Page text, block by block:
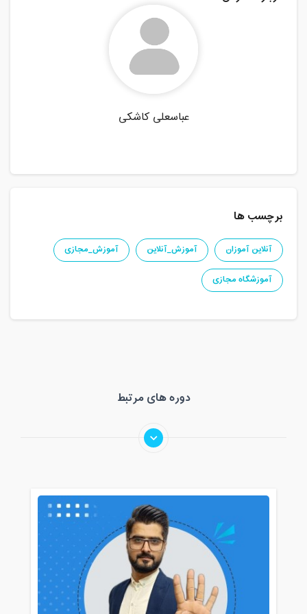
عباسعلی کاشکی
برچسب ها
آنلاین آموزان آموزش_آنلاین
آموزش_مجازی
آموزشگاه مجازی
دوره های مرتبط